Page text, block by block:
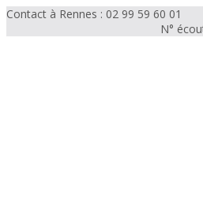
Contact à Rennes : 02 99 59 60 01
N°